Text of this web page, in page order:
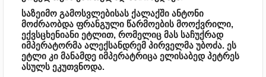
საზეიმო გამოსვლებისას ქალაქში ანტონი
მოძრაობდა ფრანგული წარმოების მოოქვრილი,
ექვსცხენიანი ეტლით, რომელიც მას საჩუქრად
იმპერატორმა ალექსანდრემ პირველმა უბოძა. ეს
ეტლი კი მანამდე იმპერატრიცა ელისაბედ პეტრეს
ასულს ეკუთვნოდა.